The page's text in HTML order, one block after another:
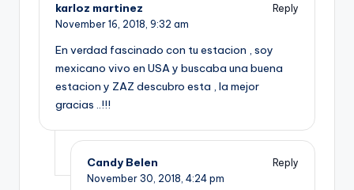
karloz martinez
Reply
November 16, 2018, 9:32 am
En verdad fascinado con tu estacion , soy
mexicano vivo en USA y buscaba una buena
estacion y ZAZ descubro esta , la mejor
gracias ..!!!
Candy Belen
Reply
November 30, 2018, 4:24 pm